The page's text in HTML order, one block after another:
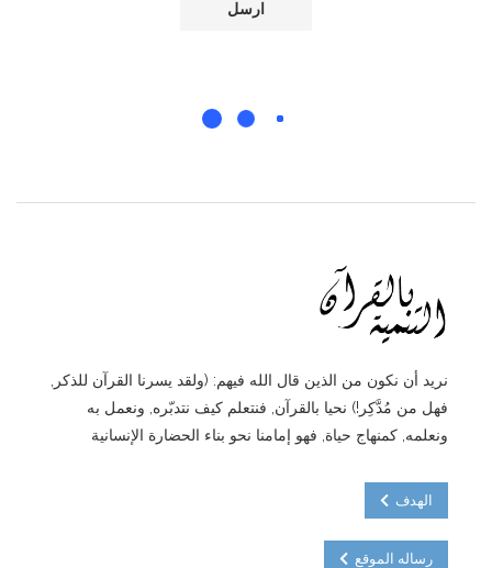
نريد أن نكون من الذين قال الله فيهم: (ولقد يسرنا القرآن للذكر,
فهل من مُدَّكِر!) نحيا بالقرآن, فنتعلم كيف نتدبّره, ونعمل به
ونعلمه, كمنهاج حياة, فهو إمامنا نحو بناء الحضارة الإنسانية
الهدف
رساله الموقع